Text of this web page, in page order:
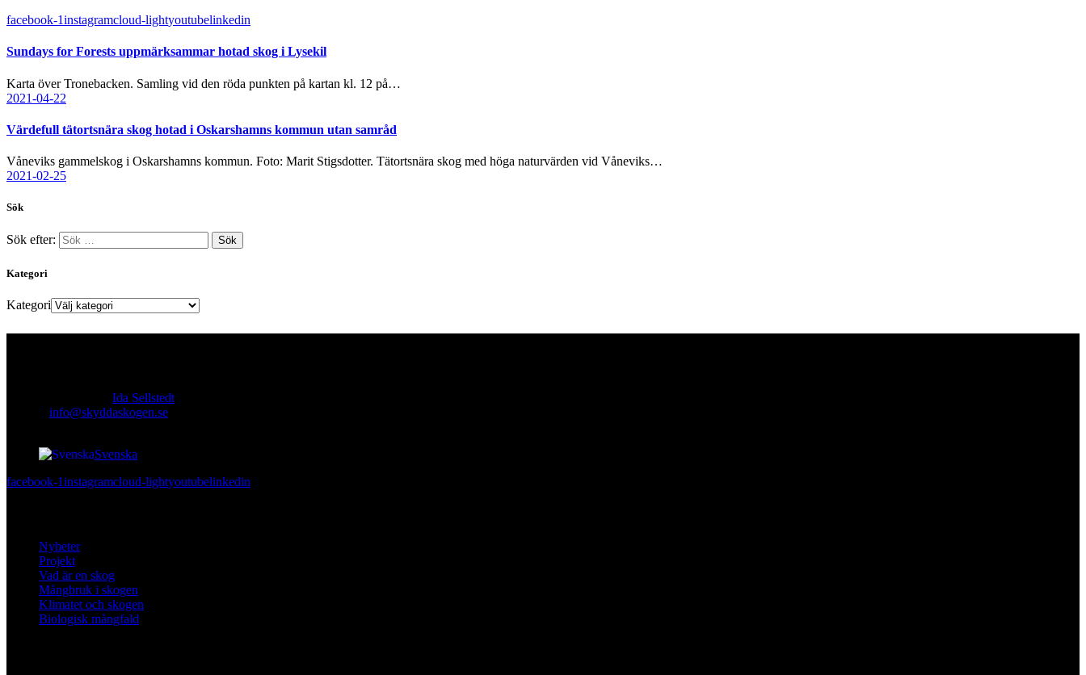
facebook-1instagramcloud-lightyoutubelinkedin
Sundays for Forests uppmärksammar hotad skog i Lysekil
Karta över Tronebacken. Samling vid den röda punkten på kartan kl. 12 på…
2021-04-22
Värdefull tätortsnära skog hotad i Oskarshamns kommun utan samråd
Våneviks gammelskog i Oskarshamns kommun. Foto: Marit Stigsdotter. Tätortsnära skog med höga naturvärden vid Våneviks…
2021-02-25
Sök
Sök efter:
Kategori
Kategori
Ida Sellstedt
info@skyddaskogen.se
Svenska
facebook-1instagramcloud-lightyoutubelinkedin
Nyheter
Projekt
Vad är en skog
Mångbruk i skogen
Klimatet och skogen
Biologisk mångfald